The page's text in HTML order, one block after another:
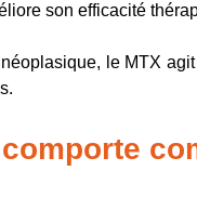
son efficacité
le MTX
comporte